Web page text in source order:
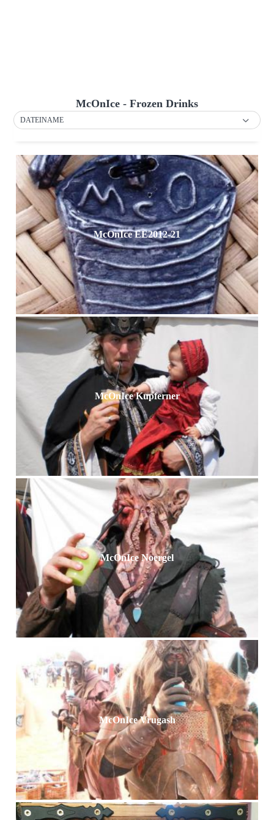
McOnIce - Frozen Drinks
DATEINAME
McOnIce EE2012-21
McOnIce Kupferner
McOnIce Noergel
McOnIce Vrugash